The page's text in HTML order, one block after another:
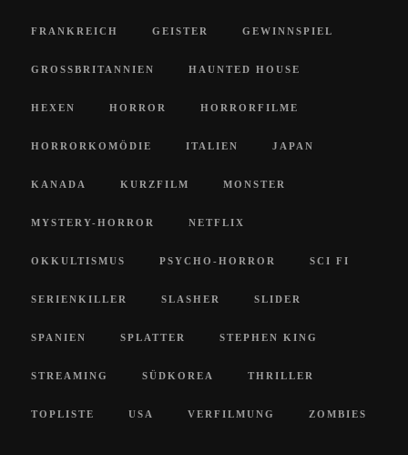
FRANKREICH GEISTER GEWINNSPIEL
GROSSBRITANNIEN HAUNTED HOUSE
HEXEN HORROR HORRORFILME
HORRORKOMÖDIE ITALIEN JAPAN
KANADA KURZFILM MONSTER
MYSTERY-HORROR NETFLIX
OKKULTISMUS PSYCHO-HORROR SCI FI
SERIENKILLER SLASHER SLIDER
SPANIEN SPLATTER STEPHEN KING
STREAMING SÜDKOREA THRILLER
TOPLISTE USA VERFILMUNG ZOMBIES